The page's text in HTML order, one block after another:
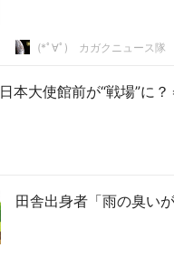
(*ﾟ∀ﾟ)ゞカガクニュース隊
本大使館前が“戦場”に
田舎出身者「雨の臭い